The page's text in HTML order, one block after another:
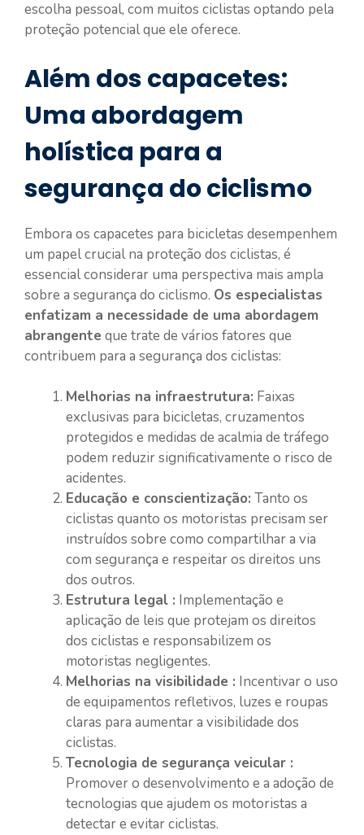
escolha pessoal, com muitos ciclistas optando pela
proteção potencial que ele oferece.
Além dos capacetes:
Uma abordagem
holística para a
segurança do ciclismo
Embora os capacetes para bicicletas desempenhem
um papel crucial na proteção dos ciclistas, é
essencial considerar uma perspectiva mais ampla
sobre a segurança do ciclismo. Os especialistas
enfatizam a necessidade de uma abordagem
abrangente que trate de vários fatores que
contribuem para a segurança dos ciclistas:
Melhorias na infraestrutura: Faixas
exclusivas para bicicletas, cruzamentos
protegidos e medidas de acalmia de tráfego
podem reduzir significativamente o risco de
acidentes.
Educação e conscientização: Tanto os
ciclistas quanto os motoristas precisam ser
instruídos sobre como compartilhar a via
com segurança e respeitar os direitos uns
dos outros.
Estrutura legal : Implementação e
aplicação de leis que protejam os direitos
dos ciclistas e responsabilizem os
motoristas negligentes.
Melhorias na visibilidade : Incentivar o uso
de equipamentos refletivos, luzes e roupas
claras para aumentar a visibilidade dos
ciclistas.
Tecnologia de segurança veicular :
Promover o desenvolvimento e a adoção de
tecnologias que ajudem os motoristas a
detectar e evitar ciclistas.